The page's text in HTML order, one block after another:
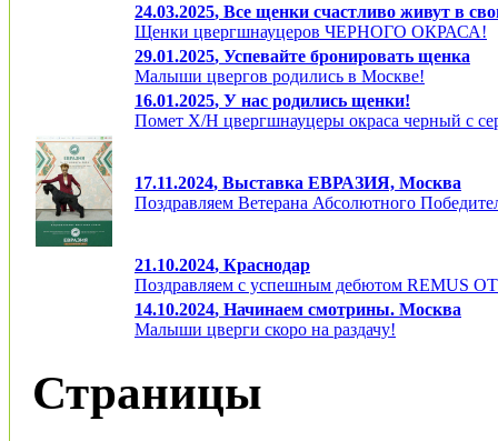
24.03.2025, Все щенки счастливо живут в
Щенки цвергшнауцеров ЧЕРНОГО ОКРАСА!
29.01.2025, Успевайте бронировать щенка
Малыши цвергов родились в Москве!
16.01.2025, У нас родились щенки!
Помет Х/Н цвергшнауцеры окраса черный с
17.11.2024, Выставка ЕВРАЗИЯ, Москва
Поздравляем Ветерана Абсолютного
21.10.2024, Краснодар
Поздравляем с успешным дебютом REMUS
14.10.2024, Начинаем смотрины. Москва
Малыши цверги скоро на раздачу!
Страницы